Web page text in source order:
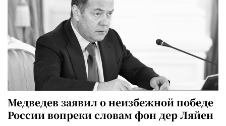
Медведев заявил о неизбежной победе
России вопреки словам фон дер Ляйен